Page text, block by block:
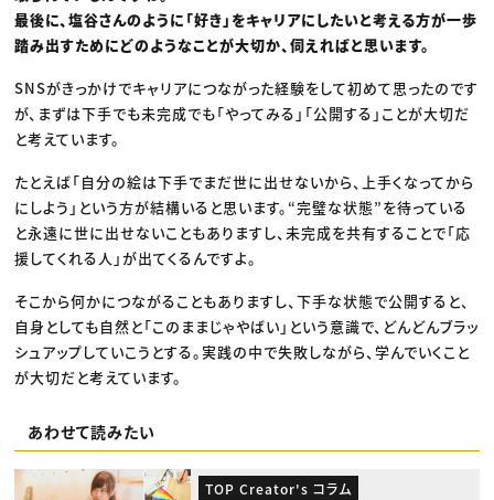
最後に、塩谷さんのように「好き」をキャリアにしたいと考える方が一歩
踏み出すためにどのようなことが大切か、伺えればと思います。
SNSがきっかけでキャリアにつながった経験をして初めて思ったのです
が、まずは下手でも未完成でも「やってみる」「公開する」ことが大切だ
と考えています。
たとえば「自分の絵は下手でまだ世に出せないから、上手くなってから
にしよう」という方が結構いると思います。“完璧な状態”を待っている
と永遠に世に出せないこともありますし、未完成を共有することで「応
援してくれる人」が出てくるんですよ。
そこから何かにつながることもありますし、下手な状態で公開すると、
自身としても自然と「このままじゃやばい」という意識で、どんどんブラッ
シュアップしていこうとする。実践の中で失敗しながら、学んでいくこと
が大切だと考えています。
あわせて読みたい
TOP Creator's コラム